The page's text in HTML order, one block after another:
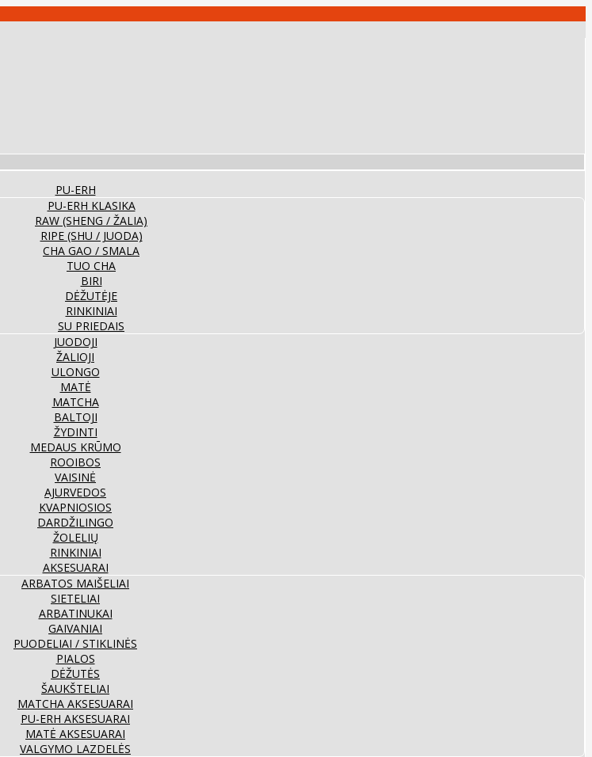
PU-ERH
PU-ERH KLASIKA
RAW (SHENG / ŽALIA)
RIPE (SHU / JUODA)
CHA GAO / SMALA
TUO CHA
BIRI
DĖŽUTĖJE
RINKINIAI
SU PRIEDAIS
JUODOJI
ŽALIOJI
ULONGO
MATĖ
MATCHA
BALTOJI
ŽYDINTI
MEDAUS KRŪMO
ROOIBOS
VAISINĖ
AJURVEDOS
KVAPNIOSIOS
DARDŽILINGO
ŽOLELIŲ
RINKINIAI
AKSESUARAI
ARBATOS MAIŠELIAI
SIETELIAI
ARBATINUKAI
GAIVANIAI
PUODELIAI / STIKLINĖS
PIALOS
DĖŽUTĖS
ŠAUKŠTELIAI
MATCHA AKSESUARAI
PU-ERH AKSESUARAI
MATĖ AKSESUARAI
VALGYMO LAZDELĖS